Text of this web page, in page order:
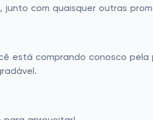
com quaisquer outras
está comprando conosco pela